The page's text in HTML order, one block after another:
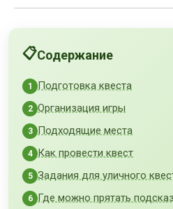
Содержание
Подготовка квеста
Организация игры
Подходящие места
Как провести квест
Задания для уличного
Где можно прятать